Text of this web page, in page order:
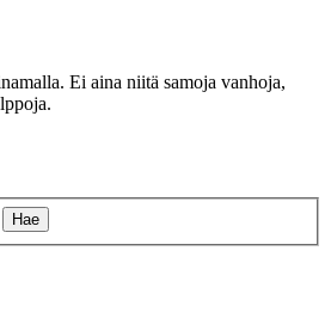
Ei aina niitä samoja vanhoja,